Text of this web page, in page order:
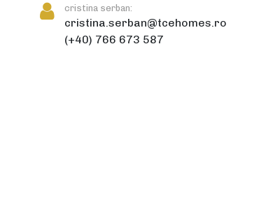
cristina serban:
cristina.serban@tcehomes.ro
(+40) 766 673 587